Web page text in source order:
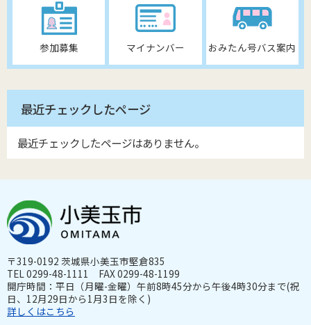
参加募集 マイナンバー おみたん号バス案内
最近チェックしたページ
最近チェックしたページはありません。
〒319-0192 茨城県小美玉市堅倉835
TEL 0299-48-1111 FAX 0299-48-1199
開庁時間：平日（月曜-金曜）午前8時45分から午後4時30分まで(祝
日、12月29日から1月3日を除く)
詳しくはこちら